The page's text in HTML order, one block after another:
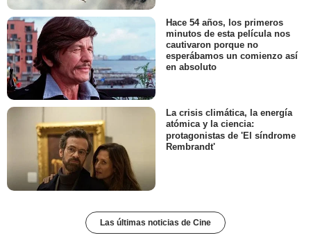
Hace 54 años, los primeros
minutos de esta película nos
cautivaron porque no
esperábamos un comienzo así
en absoluto
La crisis climática, la energía
atómica y la ciencia:
protagonistas de 'El síndrome
Rembrandt'
Las últimas noticias de Cine